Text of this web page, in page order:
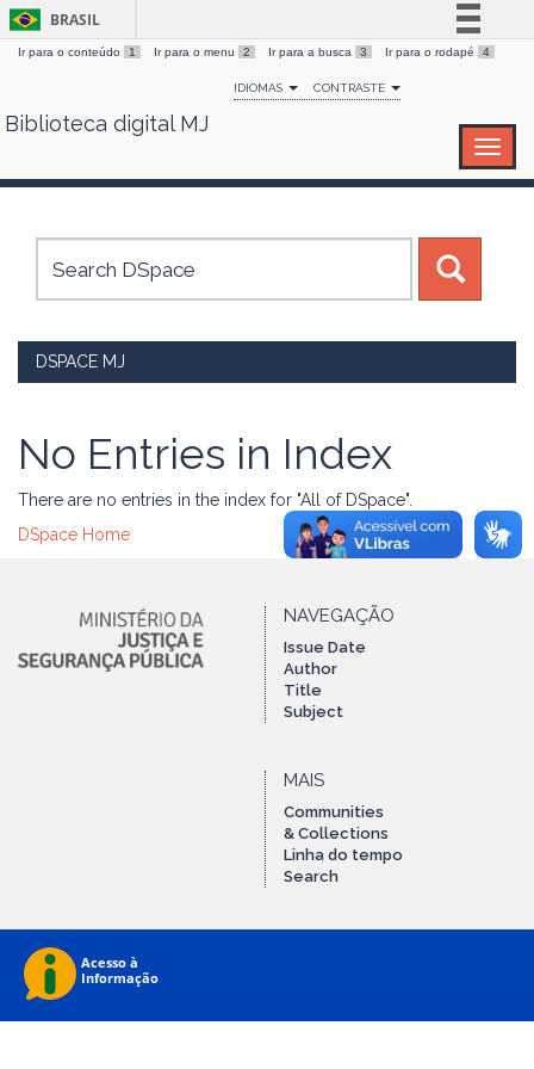
Skip
BRASIL
Simplifique!
Comunica BR
Canais
Ir para o conteúdo 1 Ir para o menu 2 Ir para a busca 3 Ir para o rodapé 4
IDIOMAS CONTRASTE
Biblioteca digital MJ
DSPACE MJ
No Entries in Index
There are no entries in the index for "All of DSpace".
DSpace Home
NAVEGAÇÃO
Issue Date
Author
Title
Subject
MAIS
Communities
& Collections
Linha do tempo
Search